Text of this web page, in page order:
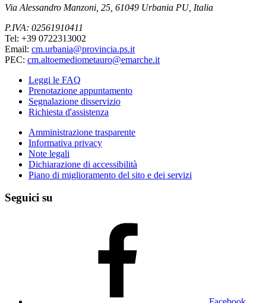
Via Alessandro Manzoni, 25, 61049 Urbania PU, Italia
P.IVA: 02561910411
Tel: +39 0722313002
Email: cm.urbania@provincia.ps.it
PEC: cm.altoemediometauro@emarche.it
Leggi le FAQ
Prenotazione appuntamento
Segnalazione disservizio
Richiesta d'assistenza
Amministrazione trasparente
Informativa privacy
Note legali
Dichiarazione di accessibilità
Piano di miglioramento del sito e dei servizi
Seguici su